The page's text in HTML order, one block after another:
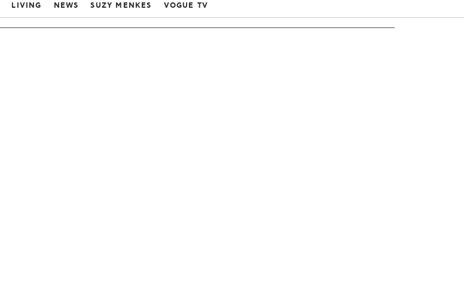
LIVING NEWS SUZY MENKES VOGUE TV